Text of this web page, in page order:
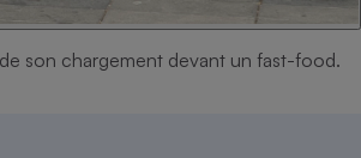
son chargement devant un fast-food.